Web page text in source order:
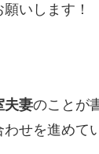
いします！
夫妻のことが
せを進めて